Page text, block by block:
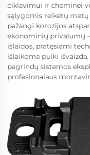
ciklavimui ir cheminei
sąlygomis reikėtų
pažangi korozijos
ekonominių privalumų
išlaidos, pratęsiami
išlaikoma puiki
pagrindų sistemos
profesionalaus